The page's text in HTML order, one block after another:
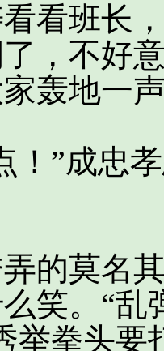
班长，
，不好
轰地一
”成忠孝
莫名其
笑。“
举拳头要